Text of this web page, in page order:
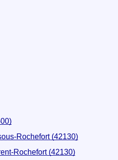
Rochefort (42130)
Rochefort (42130)